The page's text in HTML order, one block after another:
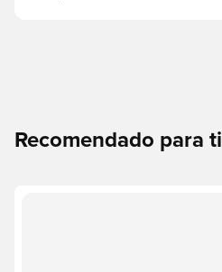
Recomendado para ti